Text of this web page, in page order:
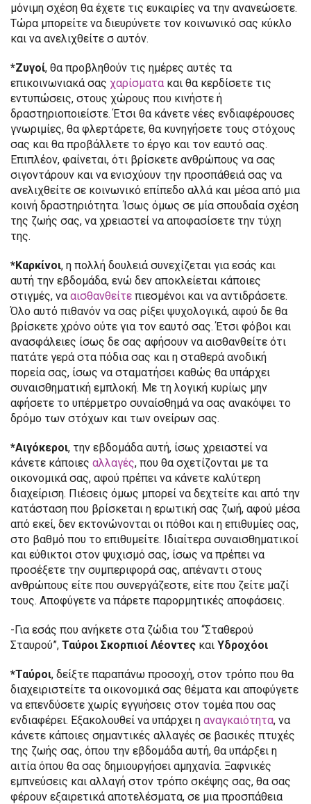
μόνιμη σχέση θα έχετε τις ευκαιρίες να την ανανεώσετε.
Τώρα μπορείτε να διευρύνετε τον κοινωνικό σας κύκλο
και να ανελιχθείτε σ αυτόν.
*Ζυγοί, θα προβληθούν τις ημέρες αυτές τα
επικοινωνιακά σας χαρίσματα και θα κερδίσετε τις
εντυπώσεις, στους χώρους που κινήστε ή
δραστηριοποιείστε. Έτσι θα κάνετε νέες ενδιαφέρουσες
γνωριμίες, θα φλερτάρετε, θα κυνηγήσετε τους στόχους
σας και θα προβάλλετε το έργο και τον εαυτό σας.
Επιπλέον, φαίνεται, ότι βρίσκετε ανθρώπους να σας
σιγοντάρουν και να ενισχύουν την προσπάθειά σας να
ανελιχθείτε σε κοινωνικό επίπεδο αλλά και μέσα από μια
κοινή δραστηριότητα. Ίσως όμως σε μία σπουδαία σχέση
της ζωής σας, να χρειαστεί να αποφασίσετε την τύχη
της.
*Καρκίνοι, η πολλή δουλειά συνεχίζεται για εσάς και
αυτή την εβδομάδα, ενώ δεν αποκλείεται κάποιες
στιγμές, να αισθανθείτε πιεσμένοι και να αντιδράσετε.
Όλο αυτό πιθανόν να σας ρίξει ψυχολογικά, αφού δε θα
βρίσκετε χρόνο ούτε για τον εαυτό σας. Έτσι φόβοι και
ανασφάλειες ίσως δε σας αφήσουν να αισθανθείτε ότι
πατάτε γερά στα πόδια σας και η σταθερά ανοδική
πορεία σας, ίσως να σταματήσει καθώς θα υπάρχει
συναισθηματική εμπλοκή. Με τη λογική κυρίως μην
αφήσετε το υπέρμετρο συναίσθημά να σας ανακόψει το
δρόμο των στόχων και των ονείρων σας.
*Αιγόκεροι, την εβδομάδα αυτή, ίσως χρειαστεί να
κάνετε κάποιες αλλαγές, που θα σχετίζονται με τα
οικονομικά σας, αφού πρέπει να κάνετε καλύτερη
διαχείριση. Πιέσεις όμως μπορεί να δεχτείτε και από την
κατάσταση που βρίσκεται η ερωτική σας ζωή, αφού μέσα
από εκεί, δεν εκτονώνονται οι πόθοι και η επιθυμίες σας,
στο βαθμό που το επιθυμείτε. Ιδιαίτερα συναισθηματικοί
και εύθικτοι στον ψυχισμό σας, ίσως να πρέπει να
προσέξετε την συμπεριφορά σας, απέναντι στους
ανθρώπους είτε που συνεργάζεστε, είτε που ζείτε μαζί
τους. Αποφύγετε να πάρετε παρορμητικές αποφάσεις.
-Για εσάς που ανήκετε στα ζώδια του “Σταθερού
Σταυρού”, Ταύροι Σκορπιοί Λέοντες και Υδροχόοι
*Ταύροι, δείξτε παραπάνω προσοχή, στον τρόπο που θα
διαχειριστείτε τα οικονομικά σας θέματα και αποφύγετε
να επενδύσετε χωρίς εγγυήσεις στον τομέα που σας
ενδιαφέρει. Εξακολουθεί να υπάρχει η αναγκαιότητα, να
κάνετε κάποιες σημαντικές αλλαγές σε βασικές πτυχές
της ζωής σας, όπου την εβδομάδα αυτή, θα υπάρξει η
αιτία όπου θα σας δημιουργήσει αμηχανία. Ξαφνικές
εμπνεύσεις και αλλαγή στον τρόπο σκέψης σας, θα σας
φέρουν εξαιρετικά αποτελέσματα, σε μια προσπάθεια